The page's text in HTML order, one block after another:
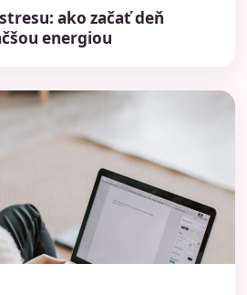
ako začať deň
energiou